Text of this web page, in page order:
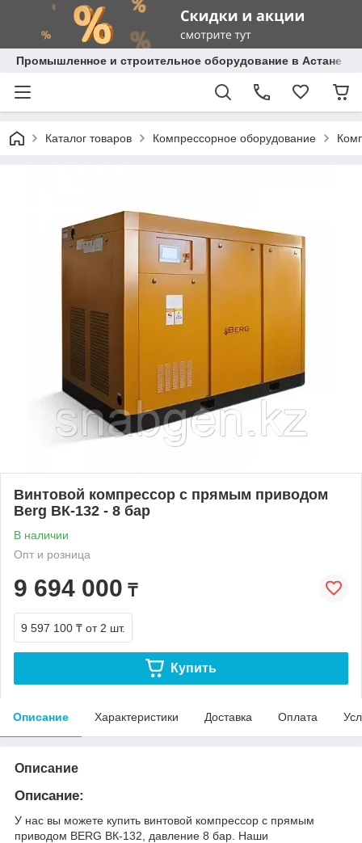
Промышленное и строительное оборудование в Астане с
Каталог товаров Компрессорное оборудование
Винтовой компрессор с прямым приводом
Berg ВК-132 - 8 бар
В наличии
Опт и розница
9 694 000 ₸
9 597 100 ₸ от 2 шт.
Купить
Описание Характеристики Доставка Оплата
Описание
Описание:
У нас вы можете купить винтовой компрессор с прямым
приводом BERG ВК-132, давление 8 бар. Наши